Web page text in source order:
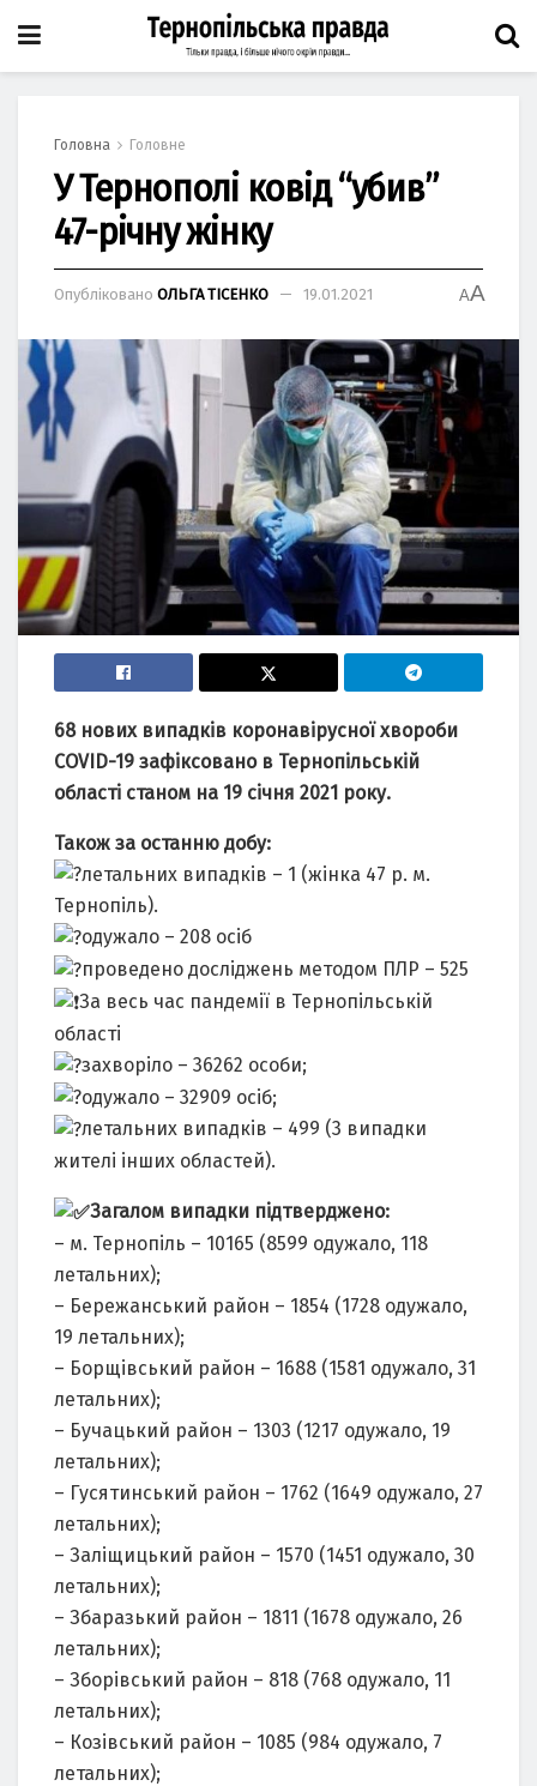
Головна Головне
У Тернополі ковід “убив”
47-річну жінку
Опубліковано ОЛЬГА ТІСЕНКО 19.01.2021 AA
68 нових випадків коронавірусної хвороби
COVID-19 зафіксовано в Тернопільській
області станом на 19 січня 2021 року.
Також за останню добу:
летальних випадків – 1 (жінка 47 р. м.
Тернопіль).
одужало – 208 осіб
проведено досліджень методом ПЛР – 525
За весь час пандемії в Тернопільській
області
захворіло – 36262 особи;
одужало – 32909 осіб;
летальних випадків – 499 (3 випадки
жителі інших областей).
Загалом випадки підтверджено:
– м. Тернопіль – 10165 (8599 одужало, 118
летальних);
– Бережанський район – 1854 (1728 одужало,
19 летальних);
– Борщівський район – 1688 (1581 одужало, 31
летальних);
– Бучацький район – 1303 (1217 одужало, 19
летальних);
– Гусятинський район – 1762 (1649 одужало, 27
летальних);
– Заліщицький район – 1570 (1451 одужало, 30
летальних);
– Збаразький район – 1811 (1678 одужало, 26
летальних);
– Зборівський район – 818 (768 одужало, 11
летальних);
– Козівський район – 1085 (984 одужало, 7
летальних);